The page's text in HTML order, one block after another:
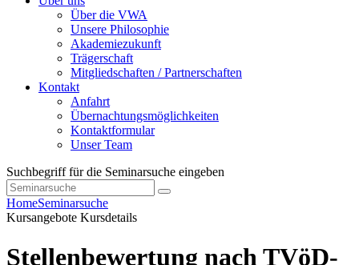
Über die VWA
Unsere Philosophie
Akademiezukunft
Trägerschaft
Mitgliedschaften / Partnerschaften
Kontakt
Anfahrt
Übernachtungsmöglichkeiten
Kontaktformular
Unser Team
Suchbegriff für die Seminarsuche eingeben
HomeSeminarsuche
Kursangebote Kursdetails
Stellenbewertung nach TVöD-